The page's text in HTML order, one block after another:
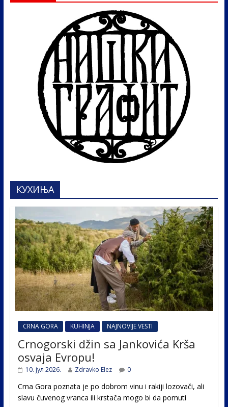
КУХИЊА
CRNA GORA KUHINJA NAJNOVIJE VESTI
Crnogorski džin sa Jankovića Krša
osvaja Evropu!
10. јул 2026. Zdravko Elez 0
Crna Gora poznata je po dobrom vinu i rakiji lozovači, ali
slavu čuvenog vranca ili krstača mogo bi da pomuti